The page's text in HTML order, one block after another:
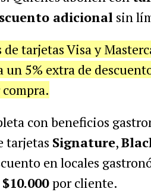
adicional sin
tarjetas Visa y
un 5% extra de
con beneficios
tarjetas Signature,
en locales
$10.000por cliente.